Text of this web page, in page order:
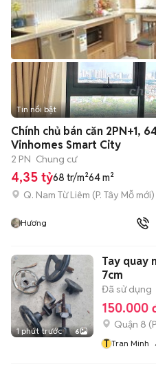
Tin nổi bật
Chính chủ bán căn 2PN+1,
Vinhomes Smart City
2 PN Chung cư
4,35 tỷ68 tr/m²64 m²
Q. Nam Từ Liêm (P. Tây Mỗ mới)
Hương
1 phút trước 6
Tay quay
7cm
Đã sử dụng
150.000
Quận 8 (
T Tran Minh